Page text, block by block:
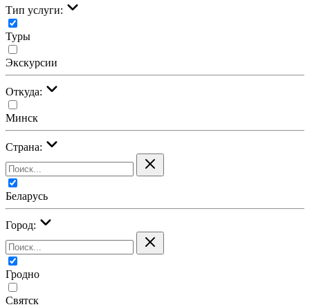
Тип услуги:
Туры
Экскурсии
Откуда:
Минск
Страна:
Беларусь
Город:
Гродно
Святск